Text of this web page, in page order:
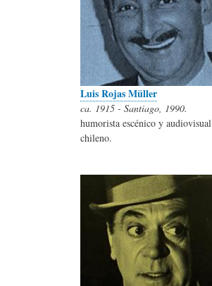
Luis Rojas Müller
ca. 1915 - Santiago, 1990.
humorista escénico y audiovisual
chileno.